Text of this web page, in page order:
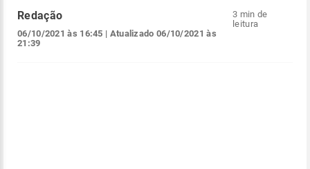
Redação
06/10/2021 às 16:45 | Atualizado 06/10/2021 às
21:39
3 min de
leitura